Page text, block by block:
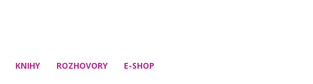
KNIHY ROZHOVORY E-SHOP